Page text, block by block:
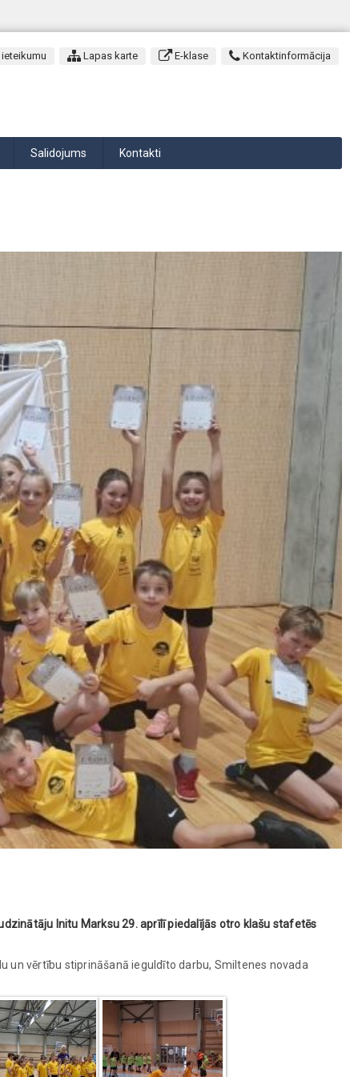
Lapas karte E-klase Kontaktinformācija
Salidojums Kontakti
Initu Marksu 29. aprīlī piedalījās otro klašu stafetēs
un vērtību stiprināšanā ieguldīto darbu, Smiltenes novada